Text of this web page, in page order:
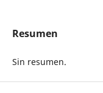
Resumen
Sin resumen.